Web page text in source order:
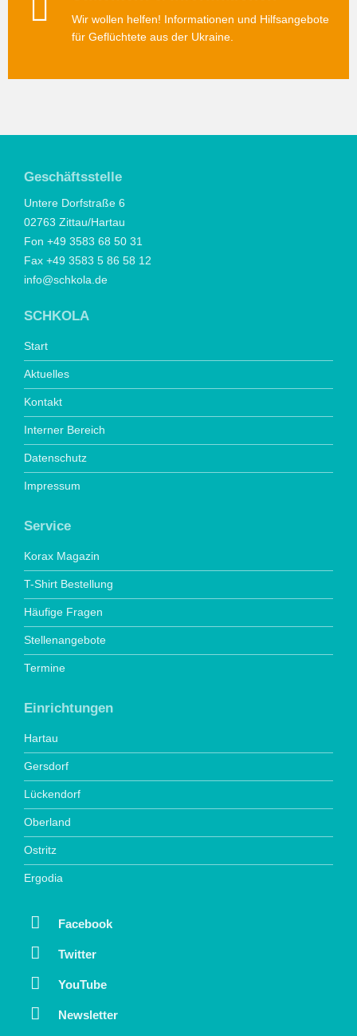
Wir wollen helfen! Informationen und Hilfsangebote
für Geflüchtete aus der Ukraine.
Geschäftsstelle
Untere Dorfstraße 6
02763 Zittau/Hartau
Fon +49 3583 68 50 31
Fax +49 3583 5 86 58 12
info@schkola.de
SCHKOLA
Start
Aktuelles
Kontakt
Interner Bereich
Datenschutz
Impressum
Service
Korax Magazin
T-Shirt Bestellung
Häufige Fragen
Stellenangebote
Termine
Einrichtungen
Hartau
Gersdorf
Lückendorf
Oberland
Ostritz
Ergodia
Facebook
Twitter
YouTube
Newsletter